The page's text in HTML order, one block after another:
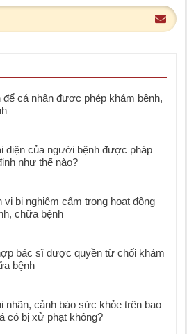
cá nhân được phép khám bệnh,
diện của người bệnh được pháp
như thế nào?
vi bị nghiêm cấm trong hoạt động
chữa bệnh
bác sĩ được quyền từ chối khám
bệnh
nhãn, cảnh báo sức khỏe trên bao
có bị xử phạt không?